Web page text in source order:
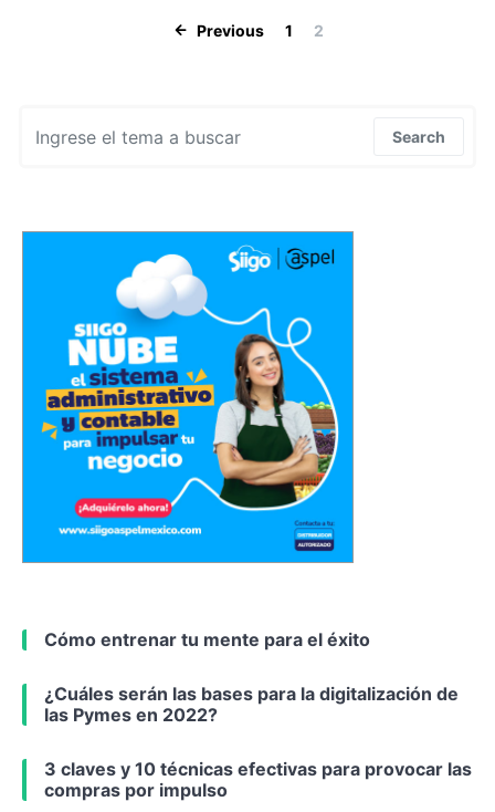
Navegación
Previous 1 2
Search
Cómo entrenar tu mente para el éxito
¿Cuáles serán las bases para la digitalización de
las Pymes en 2022?
3 claves y 10 técnicas efectivas para provocar las
compras por impulso